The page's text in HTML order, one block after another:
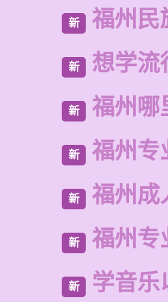
新 福州民
新 想学流
新 福州哪
新 福州专
新 福州成
新 福州专
新 学音乐